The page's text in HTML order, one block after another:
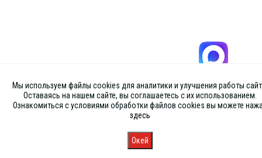
Запись
Мы используем файлы cookies для аналитики и улучшения работы
Оставаясь на нашем сайте, вы соглашаетесь с их использованием.
Ознакомиться с условиями обработки файлов cookies вы можете
здесь
Окей